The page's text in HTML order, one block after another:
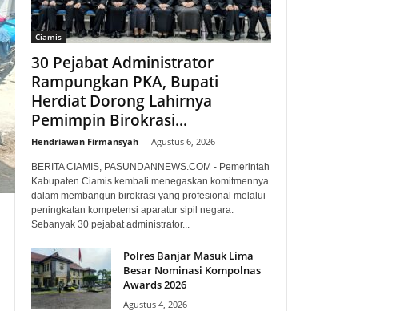
Ciamis
30 Pejabat Administrator
Rampungkan PKA, Bupati
Herdiat Dorong Lahirnya
Pemimpin Birokrasi...
Hendriawan Firmansyah - Agustus 6, 2026
BERITA CIAMIS, PASUNDANNEWS.COM - Pemerintah
Kabupaten Ciamis kembali menegaskan komitmennya
dalam membangun birokrasi yang profesional melalui
peningkatan kompetensi aparatur sipil negara.
Sebanyak 30 pejabat administrator...
Polres Banjar Masuk Lima
Besar Nominasi Kompolnas
Awards 2026
Agustus 4, 2026